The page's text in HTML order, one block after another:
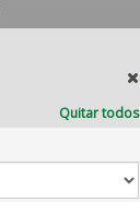
Quitar todos